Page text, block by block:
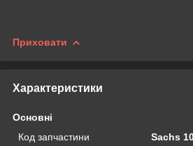
Приховати
Характеристики
Основні
Код запчастини
Sachs